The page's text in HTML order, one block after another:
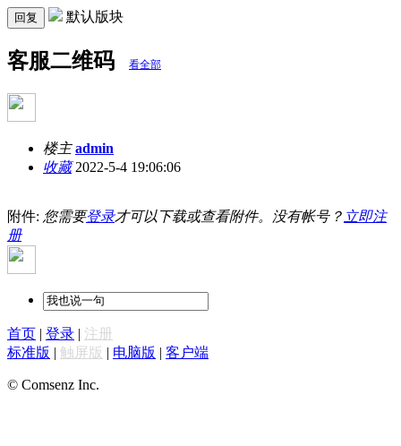
回复 默认版块
客服二维码 看全部
楼主 admin
收藏2022-5-4 19:06:06
附件: 您需要登录才可以下载或查看附件。没有帐号？ 立即注
册
首页 | 登录 | 注册
标准版 | 触屏版 | 电脑版 | 客户端
© Comsenz Inc.